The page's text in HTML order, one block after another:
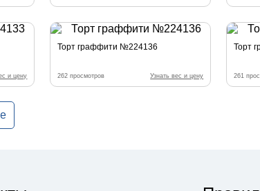
и цену
Торт граффити №224136
262 просмотров Узнать вес и цену
Торт
261